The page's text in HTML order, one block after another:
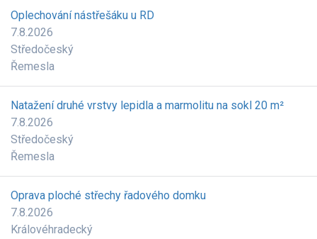
Oplechování nástřešáku u RD
7.8.2026
Středočeský
Řemesla
Natažení druhé vrstvy lepidla a marmolitu na sokl 20 m²
7.8.2026
Středočeský
Řemesla
Oprava ploché střechy řadového domku
7.8.2026
Královéhradecký